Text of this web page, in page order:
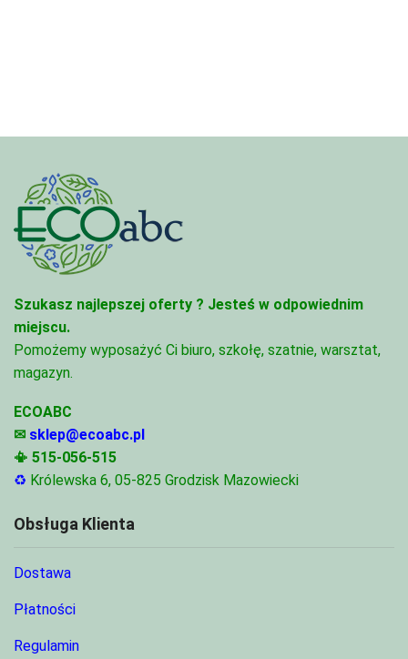
Szukasz najlepszej oferty ? Jesteś w odpowiednim
miejscu.
Pomożemy wyposażyć Ci biuro, szkołę, szatnie, warsztat,
magazyn.
ECOABC
✉ sklep@ecoabc.pl
📳 515-056-515
♻ Królewska 6, 05-825 Grodzisk Mazowiecki
Obsługa Klienta
Dostawa
Płatności
Regulamin